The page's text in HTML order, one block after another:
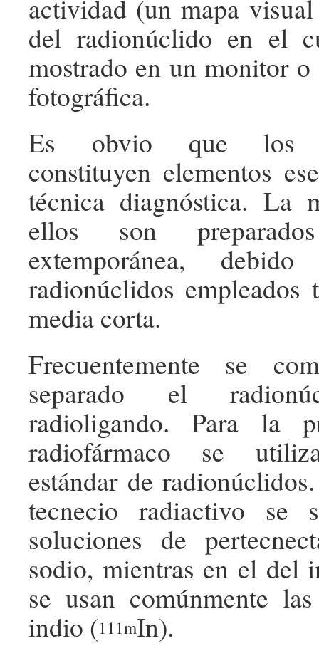
actividad (un mapa
del radionúclido en el
mostrado en un monitor
fotográfica.
Es obvio que los
constituyen elementos
técnica diagnóstica. La
ellos son
extemporánea,
radionúclidos empleados
media corta.
Frecuentemente se
separado el
radioligando. Para la
radiofármaco se
estándar de
tecnecio radiactivo se
soluciones de
sodio, mientras en el del
se usan comúnmente
indio (111mIn).